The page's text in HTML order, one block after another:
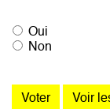
Oui
Non